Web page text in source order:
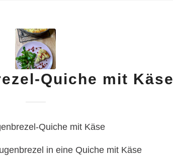
Quiche mit Käse
Quiche mit Käse
in eine Quiche mit Käse